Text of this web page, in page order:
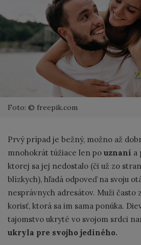
Foto: © freepik.com
Prvý prípad je bežný, možno až
mnohokrát túžiace len po uznaní a
ktorej sa jej nedostalo (či už zo
blízkych), hľadá odpoveď na svoju
nesprávnych adresátov. Muži často
korisť, ktorá sa im sama ponúka.
tajomstvo ukryté vo svojom srdci
ukryla pre svojho jediného.